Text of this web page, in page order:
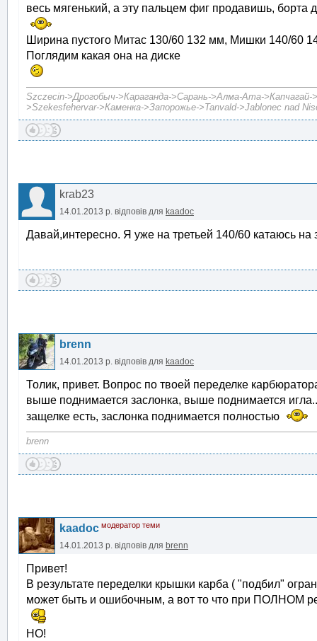
весь мягенький, а эту пальцем фиг продавишь, борта
Ширина пустого Митас 130/60 132 мм, Мишки 140/60
Поглядим какая она на диске
Szczecin->Дрогобыч->Караганда->Сарань->Алма-Ата->Капчагай-
>Szekesfehervar->Каменка->Запорожье->Tanvald->Jablonec nad
krab23
14.01.2013 р. відповів для kaadoc
Давай,интересно. Я уже на третьей 140/60 катаюсь на
brenn
14.01.2013 р. відповів для kaadoc
Толик, привет. Вопрос по твоей переделке
выше поднимается заслонка, выше поднимается
защелке есть, заслонка поднимается полностью
brenn
kaadoc модератор теми
14.01.2013 р. відповів для brenn
Привет!
В результате переделки крышки карба ( "подбил"
может быть и ошибочным, а вот то что при ПОЛНОМ
НО!